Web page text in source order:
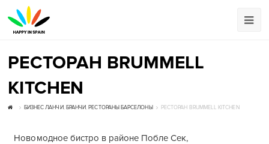
РЕСТОРАН BRUMMELL
KITCHEN
БИЗНЕС ЛАНЧИ, БРАНЧИ, РЕСТОРАНЫ БАРСЕЛОНЫ РЕСТОРАН BRUMMELL KITCHEN
Новомодное бистро в районе Побле Сек,